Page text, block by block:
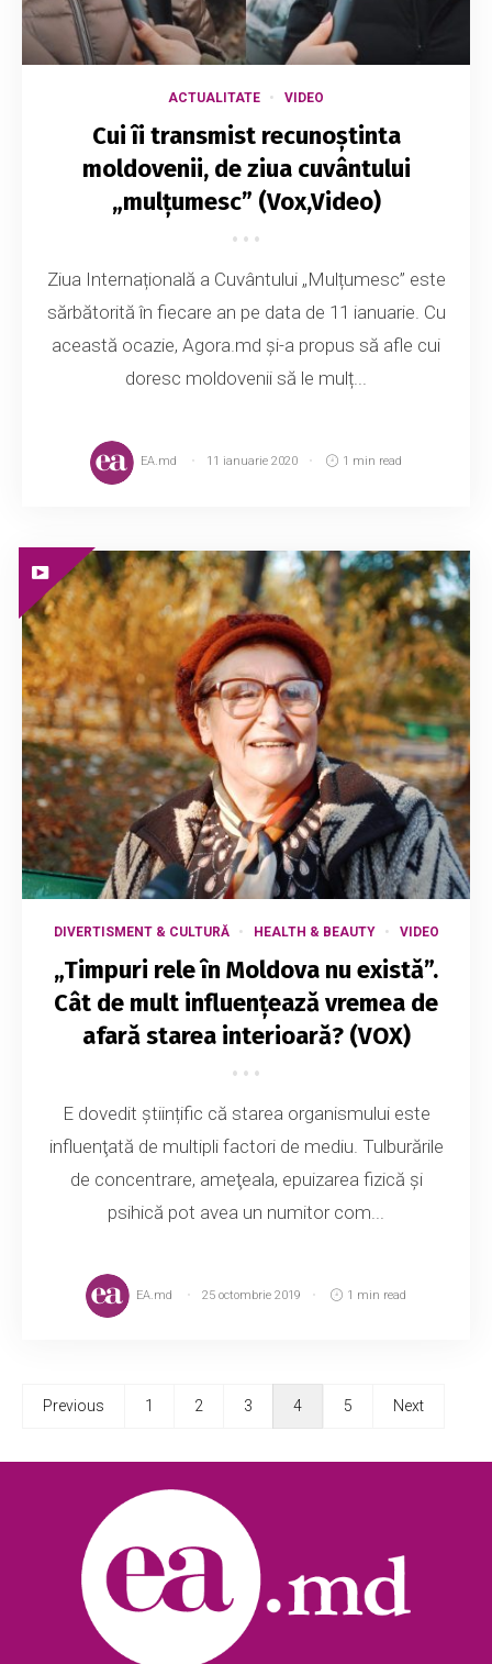
ACTUALITATE VIDEO
Cui îi transmist recunoștinta
moldovenii, de ziua cuvântului
„mulțumesc” (Vox,Video)
Ziua Internațională a Cuvântului „Mulțumesc” este
sărbătorită în fiecare an pe data de 11 ianuarie. Cu
această ocazie, Agora.md și-a propus să afle cui
doresc moldovenii să le mulț...
EA.md 11 ianuarie 2020 1 min read
DIVERTISMENT & CULTURĂ HEALTH & BEAUTY VIDEO
„Timpuri rele în Moldova nu există”.
Cât de mult influențează vremea de
afară starea interioară? (VOX)
E dovedit științific că starea organismului este
influenţată de multipli factori de mediu. Tulburările
de concentrare, ameţeala, epuizarea fizică şi
psihică pot avea un numitor com...
EA.md 25 octombrie 2019 1 min read
Previous 1 2 3 4 5 Next